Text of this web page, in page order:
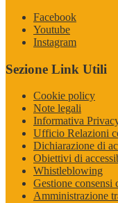
Facebook
Youtube
Instagram
Sezione Link Utili
Cookie policy
Note legali
Informativa
Ufficio Relazioni
Dichiarazione di
Obiettivi di
Whistleblowing
Gestione consensi
Amministrazione